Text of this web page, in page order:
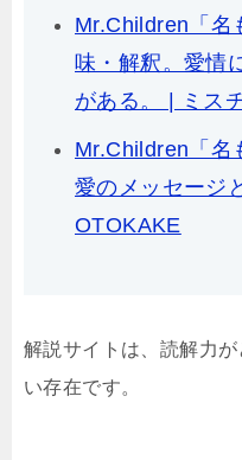
Mr.Children「名
味・解釈。愛情
がある。 | ミス
Mr.Children「名
愛のメッセージ
OTOKAKE
解説サイトは、読解力
い存在です。